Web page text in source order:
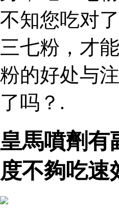
不知您吃对
三七粉，才
粉的好处与
了吗？.
皇馬噴劑有
度不夠吃速